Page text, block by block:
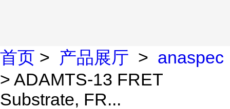
首页 > 产品展厅 > anaspec
> ADAMTS-13 FRET
Substrate, FR...